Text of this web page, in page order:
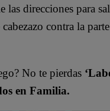
las direcciones para
contra la
No te pierdas
en Familia.